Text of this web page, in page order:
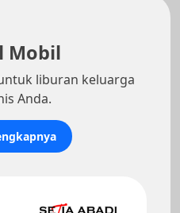
Mobil
liburan keluarga
Anda.